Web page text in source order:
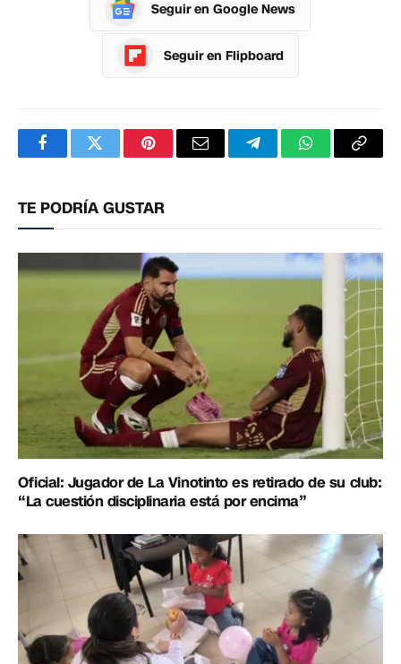
Seguir en Google News
Seguir en Flipboard
FacebookTwitterPinterestCorreoTelegramWhatsApp
TE PODRÍA GUSTAR
Oficial: Jugador de La Vinotinto es retirado de su club:
“La cuestión disciplinaria está por encima”